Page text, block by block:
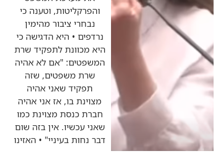
והפרקליטות, וטענה כי
נבחרי ציבור מהימין
נרדפים • היא הדגישה כי
היא מכוונת לתפקיד שרת
המשפטים: "אם לא אהיה
שרת משפטים, שזה
תפקיד שאני אהיה
מצוינת בו, אז אני אהיה
חברת כנסת מצוינת כמו
שאני עכשיו. אין בזה שום
דבר נחות בעיניי" • האזינו